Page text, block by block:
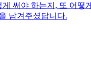
써야 하는지, 또 어
남겨주셨답니다.